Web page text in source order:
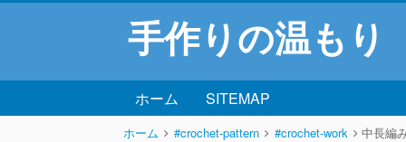
手作りの温もり
ホーム SITEMAP
ホーム #crochet-pattern #crochet-work 中長編